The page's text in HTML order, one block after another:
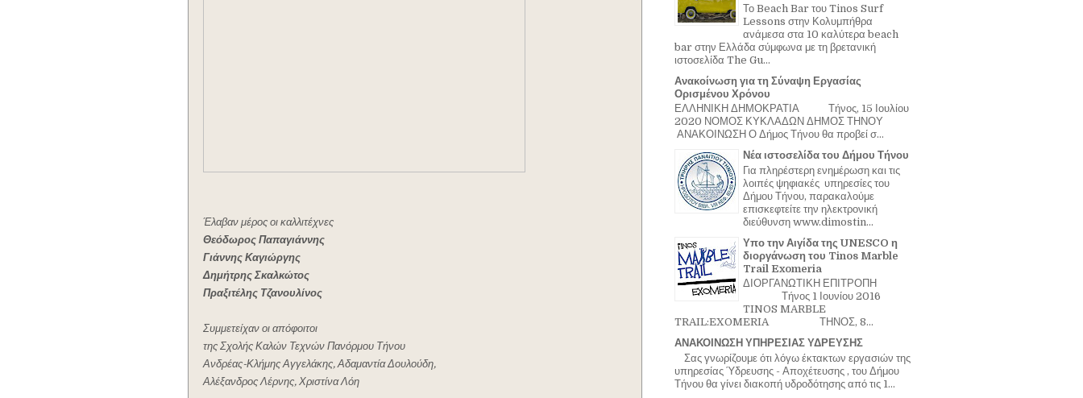
Έλαβαν μέρος οι καλλιτέχνες
Θεόδωρος Παπαγιάννης
Γιάννης Καγιώργης
Δημήτρης Σκαλκώτος
Πραξιτέλης Τζανουλίνος
Συμμετείχαν οι απόφοιτοι
της Σχολής Καλών Τεχνών Πανόρμου Τήνου
Ανδρέας-Κλήμης Αγγελάκης, Αδαμαντία Δουλούδη,
Αλέξανδρος Λέρνης, Χριστίνα Λόη
Το Beach Bar του Tinos Surf
Lessons στην Κολυμπήθρα
ανάμεσα στα 10 καλύτερα beach
bar στην Ελλάδα σύμφωνα με τη βρετανική
ιστοσελίδα The Gu...
Ανακοίνωση για τη Σύναψη Εργασίας
Ορισμένου Χρόνου
ΕΛΛΗΝΙΚΗ ΔΗΜΟΚΡΑΤΙΑ Τήνος, 15 Ιουλίου
2020 ΝΟΜΟΣ ΚΥΚΛΑΔΩΝ ΔΗΜΟΣ ΤΗΝΟΥ
ΑΝΑΚΟΙΝΩΣΗ Ο Δήμος Τήνου θα προβεί σ...
Νέα ιστοσελίδα του Δήμου Τήνου
Για πληρέστερη ενημέρωση και τις
λοιπές ψηφιακές υπηρεσίες του
Δήμου Τήνου, παρακαλούμε
επισκεφτείτε την ηλεκτρονική
διεύθυνση www.dimostin...
Υπο την Αιγίδα της UNESCO η
διοργάνωση του Tinos Marble
Trail Exomeria
ΔΙΟΡΓΑΝΩΤΙΚΗ ΕΠΙΤΡΟΠΗ
Τήνος 1 Ιουνίου 2016
TINOS MARBLE
TRAIL:EXOMERIA ΤΗΝΟΣ, 8...
ΑΝΑΚΟΙΝΩΣΗ ΥΠΗΡΕΣΙΑΣ ΥΔΡΕΥΣΗΣ
Σας γνωρίζουμε ότι λόγω έκτακτων εργασιών της
υπηρεσίας Ύδρευσης - Αποχέτευσης , του Δήμου
Τήνου θα γίνει διακοπή υδροδότησης από τις 1...